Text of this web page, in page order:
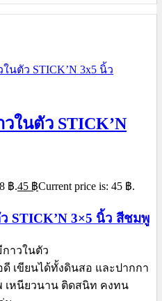
ในตัว STICK’N
฿.45 ฿Current price is: 45 ฿.
STICK’N 3×5 นิ้ว สีชมพู
าวในตัว
เขียนได้ทั้งดินสอ และปากกา
เหนียวนาน ติดสนิท คงทน